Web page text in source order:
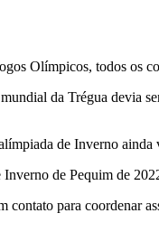
Olímpicos, todos os
da Trégua devia
de Inverno ainda
de Pequim de
para coordenar